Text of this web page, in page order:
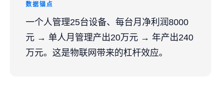
数据锚点
一个人管理25台设备、每台月净利润8000
元 → 单人月管理产出20万元 → 年产出240
万元。这是物联网带来的杠杆效应。